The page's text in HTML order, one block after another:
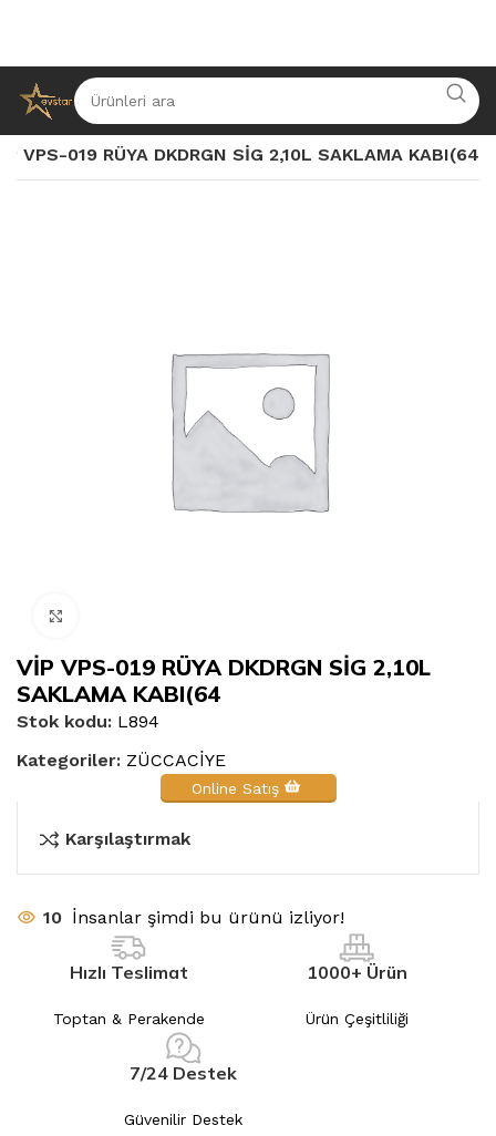
VPS-019 RÜYA DKDRGN SİG 2,10L SAKLAMA KABI(64
VİP VPS-019 RÜYA DKDRGN SİG 2,10L
SAKLAMA KABI(64
Stok kodu: L894
Kategoriler: ZÜCCACİYE
Online Satış
Karşılaştırmak
10 İnsanlar şimdi bu ürünü izliyor!
Hızlı Teslimat
Toptan & Perakende
1000+ Ürün
Ürün Çeşitliliği
7/24 Destek
Güvenilir Destek